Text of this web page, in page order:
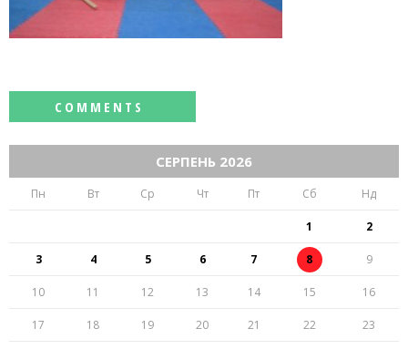
СЕРПЕНЬ 2026
Пн Вт Ср Чт Пт Сб Нд
1 2
3 4 5 6 7 8 9
10 11 12 13 14 15 16
17 18 19 20 21 22 23